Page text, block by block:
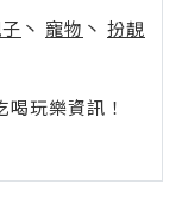
丶 寵物 丶 扮靚
玩樂資訊！